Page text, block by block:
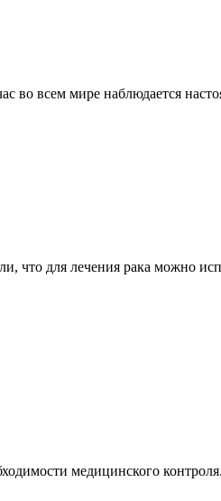
во всем мире наблюдается
для лечения рака можно
медицинского